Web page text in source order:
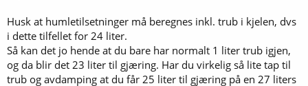
Husk at humletilsetninger må beregnes inkl. trub i kjelen, dvs
i dette tilfellet for 24 liter.
Så kan det jo hende at du bare har normalt 1 liter trub igjen,
og da blir det 23 liter til gjæring. Har du virkelig så lite tap til
trub og avdamping at du får 25 liter til gjæring på en 27 liters